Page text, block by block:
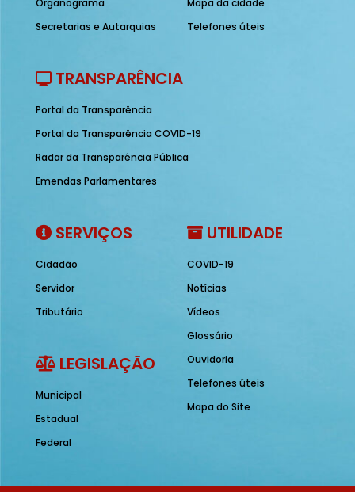
Organograma
Secretarias e Autarquias
Mapa da cidade
Telefones úteis
TRANSPARÊNCIA
Portal da Transparência
Portal da Transparência COVID-19
Radar da Transparência Pública
Emendas Parlamentares
SERVIÇOS
Cidadão
Servidor
Tributário
LEGISLAÇÃO
Municipal
Estadual
Federal
UTILIDADE
COVID-19
Notícias
Vídeos
Glossário
Ouvidoria
Telefones úteis
Mapa do Site